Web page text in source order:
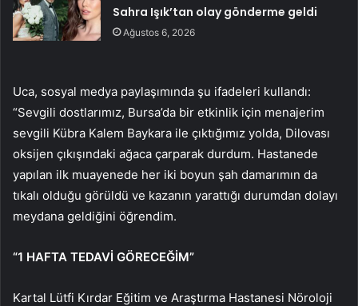
Sahra Işık’tan olay gönderme geldi
Ağustos 6, 2026
Uca, sosyal medya paylaşımında şu ifadeleri kullandı:
“Sevgili dostlarımız, Bursa’da bir etkinlik için menajerim
sevgili Kübra Kalem Baykara ile çıktığımız yolda, Dilovası
oksijen çıkışındaki ağaca çarparak durdum. Hastanede
yapılan ilk muayenede her iki boyun şah damarımın da
tıkalı olduğu görüldü ve kazanın yarattığı durumdan dolayı
meydana geldiğini öğrendim.
“1 HAFTA TEDAVİ GÖRECEĞİM”
Kartal Lütfi Kırdar Eğitim ve Araştırma Hastanesi Nöroloji